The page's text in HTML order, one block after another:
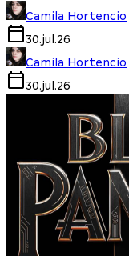
Camila Hortencio
30.jul.26
Camila Hortencio
30.jul.26